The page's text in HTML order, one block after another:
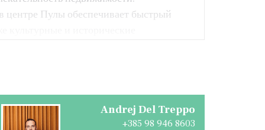
центре Пулы обеспечивает быстрый
и исторические
Andrej Del Treppo
+385 98 946 8603